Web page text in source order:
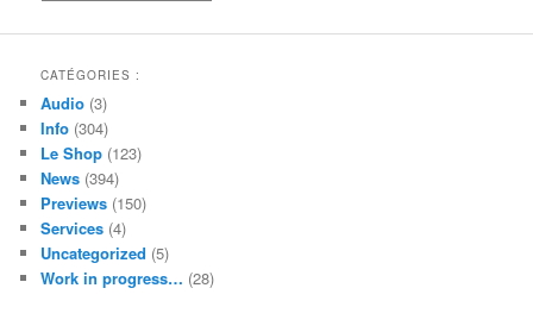
CATÉGORIES :
Audio (3)
Info (304)
Le Shop (123)
News (394)
Previews (150)
Services (4)
Uncategorized (5)
Work in progress… (28)